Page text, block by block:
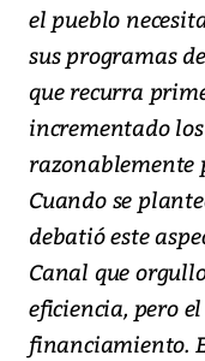
el pueblo
sus programas
que recurra
incrementado
razonablemente
Cuando se
debatió este
Canal que
eficiencia, pero
financiamiento.